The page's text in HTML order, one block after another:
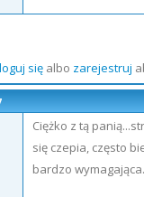
sięalbo zarejestruj
Ciężko z tą
się czepia, często
bardzo wymagająca.